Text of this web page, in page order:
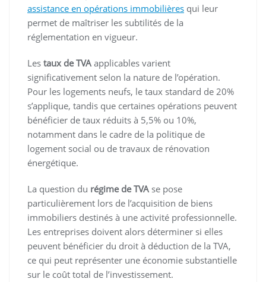
assistance en opérations immobilières qui leur
permet de maîtriser les subtilités de la
réglementation en vigueur.
Les taux de TVA applicables varient
significativement selon la nature de l’opération.
Pour les logements neufs, le taux standard de 20%
s’applique, tandis que certaines opérations peuvent
bénéficier de taux réduits à 5,5% ou 10%,
notamment dans le cadre de la politique de
logement social ou de travaux de rénovation
énergétique.
La question du régime de TVA se pose
particulièrement lors de l’acquisition de biens
immobiliers destinés à une activité professionnelle.
Les entreprises doivent alors déterminer si elles
peuvent bénéficier du droit à déduction de la TVA,
ce qui peut représenter une économie substantielle
sur le coût total de l’investissement.